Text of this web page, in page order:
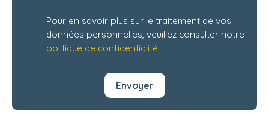
Pour en savoir plus sur le traitement de vos
données personnelles, veuillez consulter notre
politique de confidentialité.
Envoyer